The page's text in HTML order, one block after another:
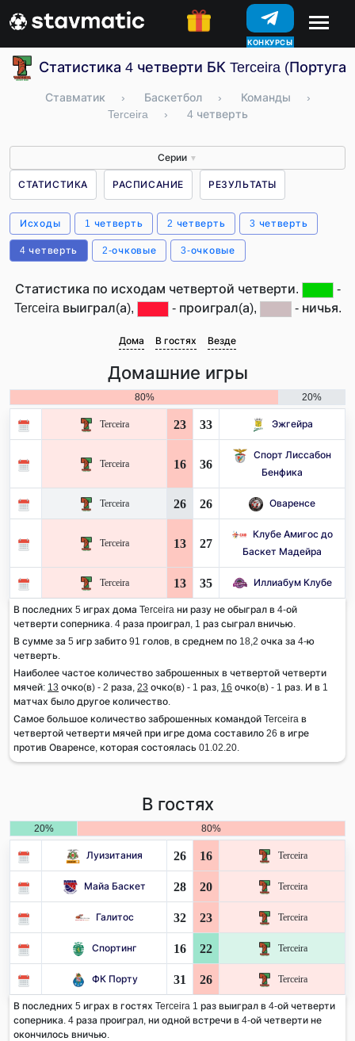
КОНКУРСЫ
Статистика 4 четверти БК Terceira
Ставматик › Баскетбол › Команды
›
Terceira
› 4 четверть
Серии ▼
СТАТИСТИКА РАСПИСАНИЕ РЕЗУЛЬТАТЫ
Исходы 1 четверть 2 четверть 3 четверть
4 четверть 2-очковые 3-очковые
Статистика по исходам четвертой четверти.
-
Terceira выиграл(а),
- проиграл(а), - ничья.
Дома В гостях Везде
Домашние игры
80% 20%
Terceira 23 33 Эжгейра
Terceira 16 36
Спорт Лиссабон
Бенфика
Terceira 26 26 Оваренсе
Terceira 13 27
Клубе Амигос до
Баскет Мадейра
Terceira 13 35 Иллиабум Клубе
В последних 5 играх дома Terceira ни разу не обыграл в 4-ой
четверти соперника. 4 раза проиграл, 1 раз сыграл вничью.
В сумме за 5 игр забито 91 голов, в среднем по 18,2 очка за 4-ю
четверть.
Наиболее частое количество заброшенных в четвертой четверти
мячей: 13 очко(в) - 2 раза, 23 очко(в) - 1 раз, 16 очко(в) - 1 раз. И в 1
матчах было другое количество.
Самое большое количество заброшенных командой Terceira в
четвертой четверти мячей при игре дома составило 26 в игре
против Оваренсе, которая состоялась 01.02.20.
В гостях
20% 80%
Луизитания 26 16 Terceira
Майа Баскет 28 20 Terceira
Галитос 32 23 Terceira
Спортинг 16 22 Terceira
ФК Порту 31 26 Terceira
В последних 5 играх в гостях Terceira 1 раз выиграл в 4-ой четверти
соперника. 4 раза проиграл, ни одной встречи в 4-ой четверти не
окончилось вничью.